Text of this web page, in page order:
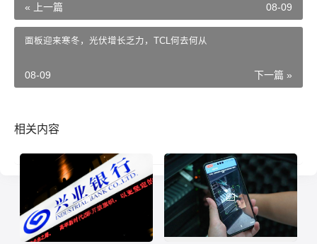
« 上一篇 08-09
面板迎来寒冬，光伏增长乏力，TCL何去何从
下一篇 »
08-09
相关内容